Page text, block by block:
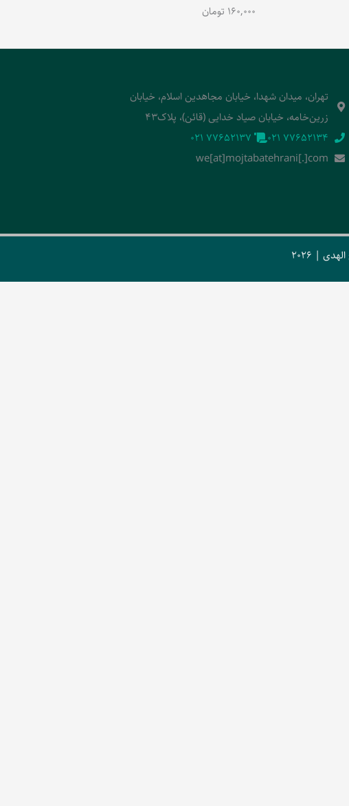
160,000 تومان
تهران، میدان شهدا، خیابان مجاهدین اسلام، خیابان
زرین‌خامه، خیابان صیاد خدایی (قائن)، پلاک43
‭021 77652134‬
‭021 77652137‬
we[at]mojtabatehrani[.]com
| 2026